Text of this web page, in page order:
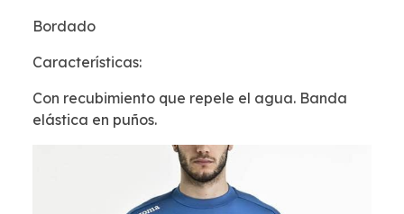
Bordado
Características:
Con recubimiento que repele el agua. Banda
elástica en puños.